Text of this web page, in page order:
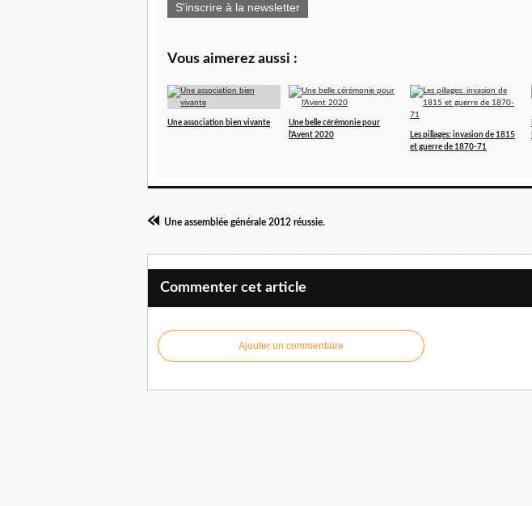
S'inscrire à la newsletter
Vous aimerez aussi :
Une association bien vivante
Une belle cérémonie pour
l'Avent 2020
Les pillages: invasion de 1815
et guerre de 1870-71
Une assemblée générale 2012 réussie.
Commenter cet article
Ajouter un commentaire